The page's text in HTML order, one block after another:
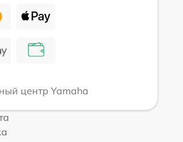
центр Yamaha